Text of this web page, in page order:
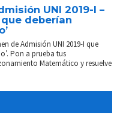
UNI 2019-I –
deberían
de Admisión UNI 2019-I que
Pon a prueba tus
Matemático y resuelve